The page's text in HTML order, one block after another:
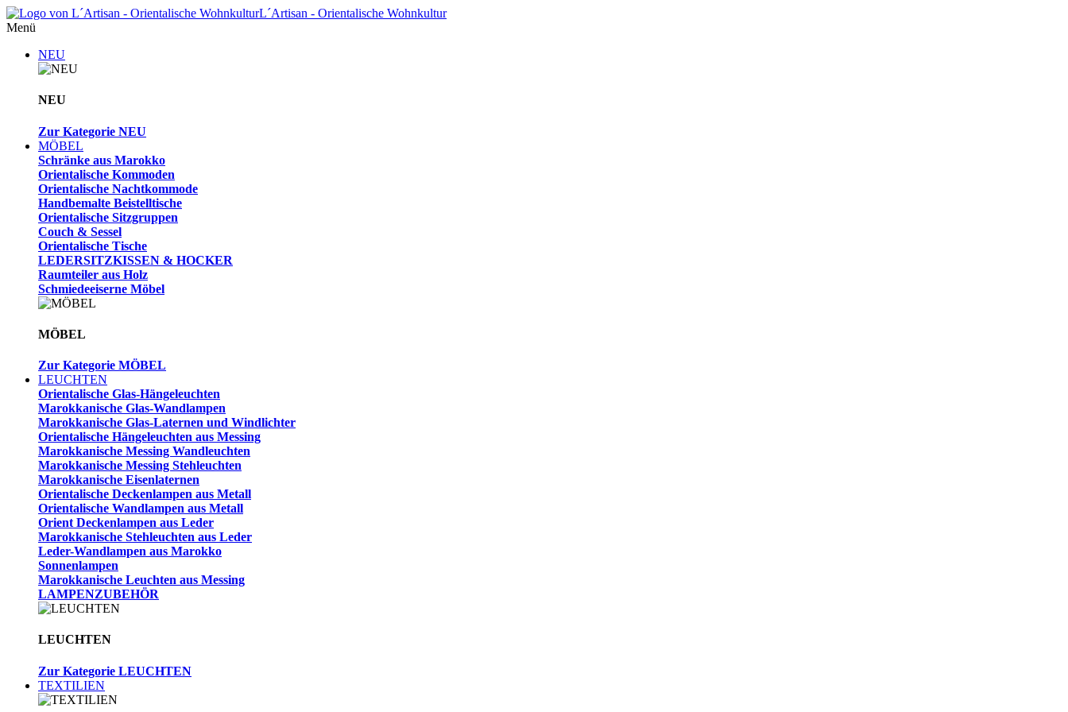
L´Artisan - Orientalische Wohnkultur
Menü
NEU
NEU
Zur Kategorie NEU
MÖBEL
Schränke aus Marokko
Orientalische Kommoden
Orientalische Nachtkommode
Handbemalte Beistelltische
Orientalische Sitzgruppen
Couch & Sessel
Orientalische Tische
LEDERSITZKISSEN & HOCKER
Raumteiler aus Holz
Schmiedeeiserne Möbel
MÖBEL
Zur Kategorie MÖBEL
LEUCHTEN
Orientalische Glas-Hängeleuchten
Marokkanische Glas-Wandlampen
Marokkanische Glas-Laternen und Windlichter
Orientalische Hängeleuchten aus Messing
Marokkanische Messing Wandleuchten
Marokkanische Messing Stehleuchten
Marokkanische Eisenlaternen
Orientalische Deckenlampen aus Metall
Orientalische Wandlampen aus Metall
Orient Deckenlampen aus Leder
Marokkanische Stehleuchten aus Leder
Leder-Wandlampen aus Marokko
Sonnenlampen
Marokkanische Leuchten aus Messing
LAMPENZUBEHÖR
LEUCHTEN
Zur Kategorie LEUCHTEN
TEXTILIEN